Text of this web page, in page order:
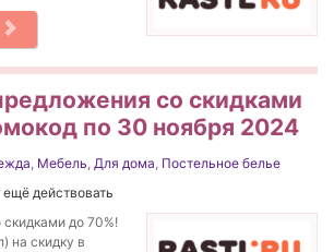
со скидками
по 30 ноября 2024
, Мебель, Для дома, Постельное белье
действовать
до 70%!
на скидку в